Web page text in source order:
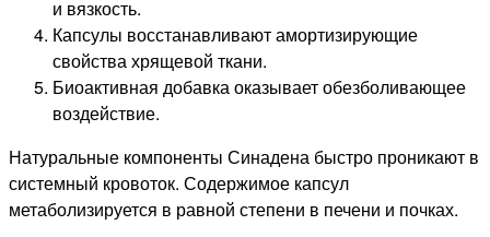
и вязкость.
Капсулы восстанавливают амортизирующие
свойства хрящевой ткани.
Биоактивная добавка оказывает обезболивающее
воздействие.
Натуральные компоненты Синадена быстро проникают в
системный кровоток. Содержимое капсул
метаболизируется в равной степени в печени и почках.